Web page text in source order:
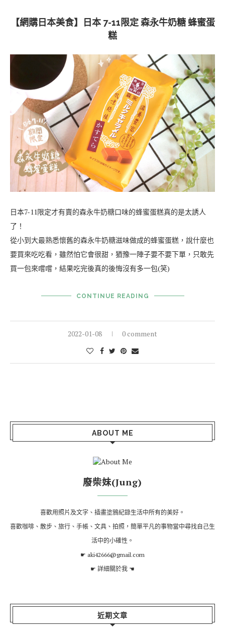
【網購日本美食】日本 7-11限定 森永牛奶糖 蜂蜜蛋
糕
日本7-11限定才有賣的森永牛奶糖口味的蜂蜜蛋糕真的是太誘人
了！
從小到大最熟悉懷舊的森永牛奶糖滋味做成的蜂蜜蛋糕，說什麼也
要買來吃吃看，雖然怕它會很甜，猶豫一陣子要不要下單，只敢先
買一包來嚐嚐，結果吃完後真的後悔沒有多一包(笑)
CONTINUE READING
2022-01-08 0 comment
ABOUT ME
廢柴妹(Jung)
喜歡用照片及文字、插畫塗鴉紀錄生活中所有的美好。
喜歡咖啡、散步、旅行、手帳、文具、拍照，簡單平凡的事物當中尋找自己生
活中的小確性。
☛ aki42666@gmail.com
☛ 詳細關於我 ☚
近期文章